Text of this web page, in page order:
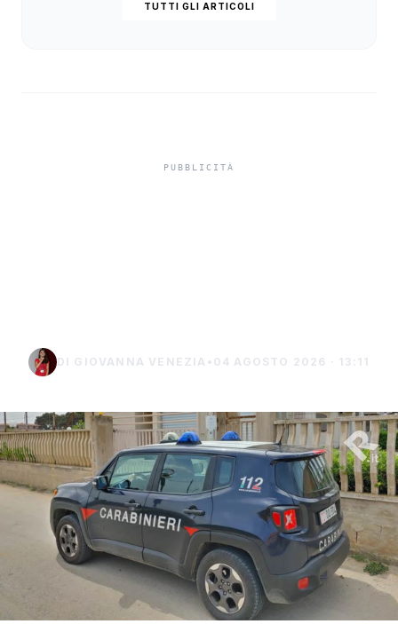
TUTTI GLI ARTICOLI
DI GIOVANNA VENEZIA • 04 AGOSTO 2026 · 13:11